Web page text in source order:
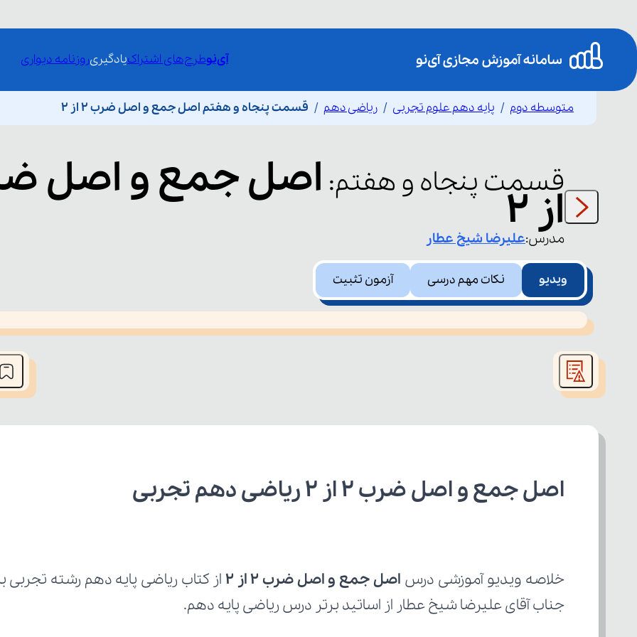
آی‌نوطرح‌های اشتراکیادگیریروزنامه دیواری
متوسطه دوم پایه دهم علوم تجربی ریاضی دهم قسمت پنجاه و هفتم اصل جمع و اصل ضرب 2 از 2
قسمت پنجاه و هفتم:
از 2
مدرس:علیرضاشیخ عطار
ویدیو نکات مهم درسی آزمون تثبیت
This
is
window.
اصل جمع و اصل ضرب 2 از 2 ریاضی دهم تجربی
خلاصه ویدیو آموزشی درس اصل جمع و اصل ضرب 2 از 2
جناب آقای علیرضا شیخ عطار از اساتید برتر درس ریاضی پایه دهم.